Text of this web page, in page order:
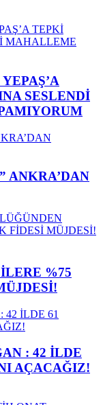
SESLENDİ
ANKRA’DAN
%75
: 42 İLDE
AÇACAĞIZ!